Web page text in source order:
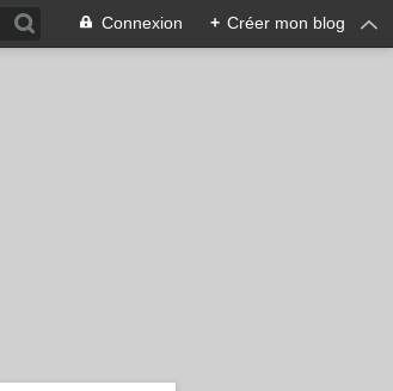
Connexion + Créer mon blog